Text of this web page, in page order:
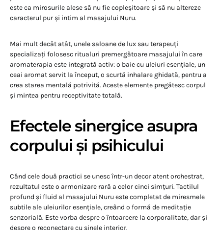
este ca mirosurile alese să nu fie copleșitoare și să nu altereze
caracterul pur și intim al masajului Nuru.
Mai mult decât atât, unele saloane de lux sau terapeuți
specializați folosesc ritualuri premergătoare masajului în care
aromaterapia este integrată activ: o baie cu uleiuri esențiale, un
ceai aromat servit la început, o scurtă inhalare ghidată, pentru a
crea starea mentală potrivită. Aceste elemente pregătesc corpul
și mintea pentru receptivitate totală.
Efectele sinergice asupra
corpului și psihicului
Când cele două practici se unesc într-un decor atent orchestrat,
rezultatul este o armonizare rară a celor cinci simțuri. Tactilul
profund și fluid al masajului Nuru este completat de miresmele
subtile ale uleiurilor esențiale, creând o formă de meditație
senzorială. Este vorba despre o întoarcere la corporalitate, dar și
despre o reconectare cu sinele interior.